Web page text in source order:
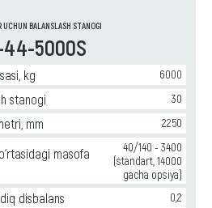
UCHUN BALANSLASH STANOGI
44-5000S
kg 6000
stanogi 30
mm 2250
masofa
40/140 - 3400
(standart, 14000
gacha opsiya)
disbalans
0,2